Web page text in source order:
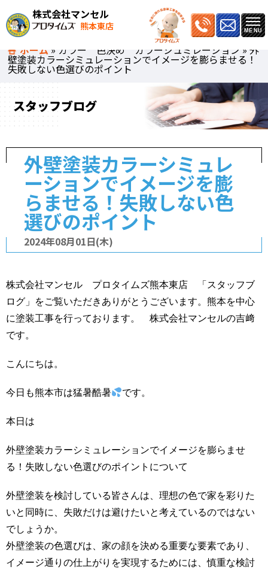
株式会社マンセル
熊本東店
ホーム » カラー 色決め カラーシュミレーション »外
壁塗装カラーシミュレーションでイメージを膨らませる！
失敗しない色選びのポイント
スタッフブログ
外壁塗装カラーシミュレ
ーションでイメージを膨
らませる！失敗しない色
選びのポイント
2024年08月01日(木)
株式会社マンセル プロタイムズ熊本東店 「スタッフブ
ログ」をご覧いただきありがとうございます。熊本を中心
に塗装工事を行っております。 株式会社マンセルの吉﨑
です。
こんにちは。
今日も熊本市は猛暑酷暑 です。
本日は
外壁塗装カラーシミュレーションでイメージを膨らませ
る！失敗しない色選びのポイントについて
外壁塗装を検討している皆さんは、理想の色で家を彩りた
いと同時に、失敗だけは避けたいと考えているのではない
でしょうか。
外壁塗装の色選びは、家の顔を決める重要な要素であり、
イメージ通りの仕上がりを実現するためには、慎重な検討